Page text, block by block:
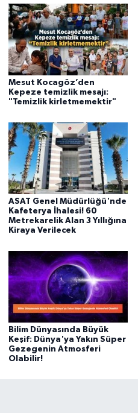
Mesut Kocagöz’den
Kepeze temizlik mesajı:
"Temizlik kirletmemektir"
ASAT Genel Müdürlüğü'nde
Kafeterya İhalesi! 60
Metrekarelik Alan 3 Yıllığına
Kiraya Verilecek
Bilim Dünyasında Büyük
Keşif: Dünya'ya Yakın Süper
Gezegenin Atmosferi
Olabilir!